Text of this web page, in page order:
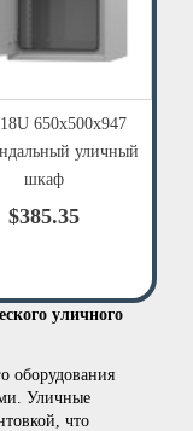
650х500х947
уличный
шкаф
$385.35
уличного
оборудования
Уличные
что